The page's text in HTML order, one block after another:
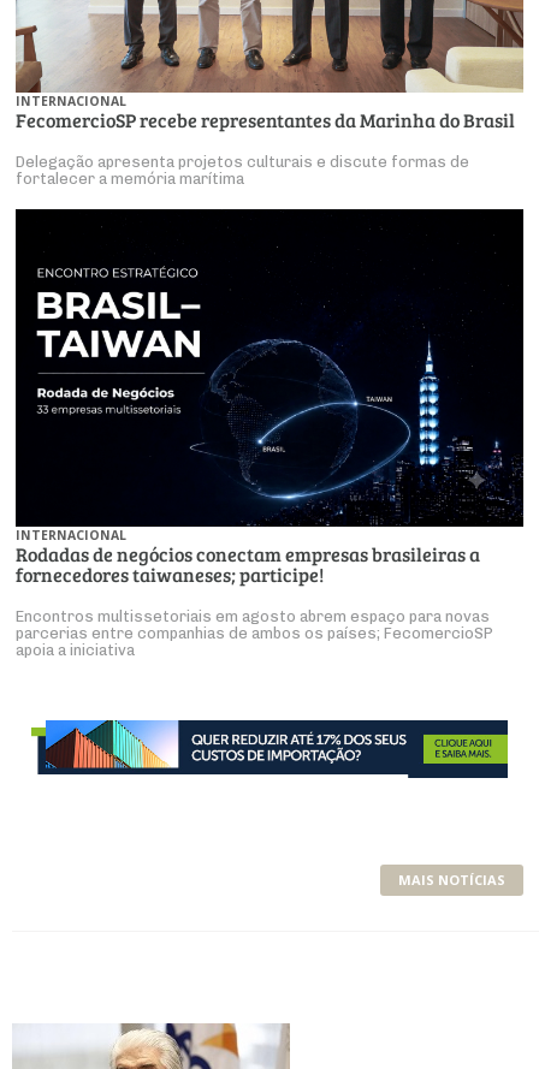
INTERNACIONAL
Rodadas de negócios conectam empresas brasileiras a
fornecedores taiwaneses; participe!
Encontros multissetoriais em agosto abrem espaço para novas
parcerias entre companhias de ambos os países; FecomercioSP
apoia a iniciativa
INTERNACIONAL
FecomercioSP recebe representantes da Marinha do Brasil
Delegação apresenta projetos culturais e discute formas de
fortalecer a memória marítima
MAIS NOTÍCIAS